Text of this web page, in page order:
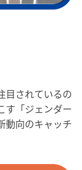
目されているの
す「ジェンダー
動向のキャッチ